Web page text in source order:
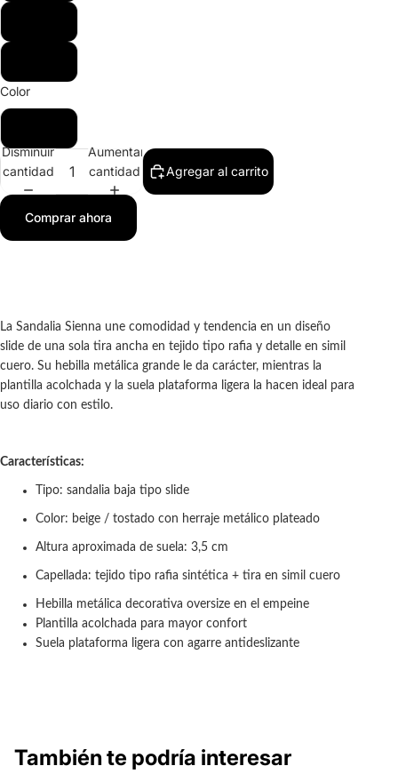
Color
Disminuir
cantidad
Aumentar
cantidad
Agregar al carrito
Comprar ahora
La Sandalia Sienna une comodidad y tendencia en un diseño
slide de una sola tira ancha en tejido tipo rafia y detalle en simil
cuero. Su hebilla metálica grande le da carácter, mientras la
plantilla acolchada y la suela plataforma ligera la hacen ideal para
uso diario con estilo.
Características:
Tipo: sandalia baja tipo slide
Color: beige / tostado con herraje metálico plateado
Altura aproximada de suela: 3,5 cm
Capellada: tejido tipo rafia sintética + tira en simil cuero
Hebilla metálica decorativa oversize en el empeine
Plantilla acolchada para mayor confort
Suela plataforma ligera con agarre antideslizante
También te podría interesar